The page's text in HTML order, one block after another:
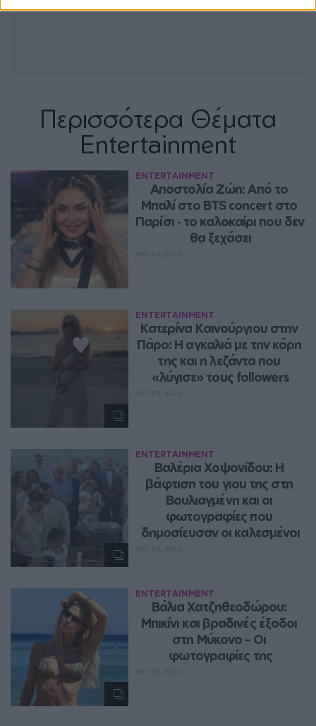
Περισσότερα Θέματα
Entertainment
ENTERTAINMENT
Αποστολία Ζώη: Από το
Μπαλί στο BTS concert στο
Παρίσι ‑ το καλοκαίρι που δεν
θα ξεχάσει
ENTERTAINMENT
Κατερίνα Καινούργιου στην
Πάρο: Η αγκαλιά με την κόρη
της και η λεζάντα που
«λύγισε» τους followers
ENTERTAINMENT
Βαλέρια Χοψονίδου: Η
βάφτιση του γιου της στη
Βουλιαγμένη και οι
φωτογραφίες που
δημοσίευσαν οι καλεσμένοι
ENTERTAINMENT
Βάλια Χατζηθεοδώρου:
Μπικίνι και βραδινές έξοδοι
στη Μύκονο – Οι
φωτογραφίες της